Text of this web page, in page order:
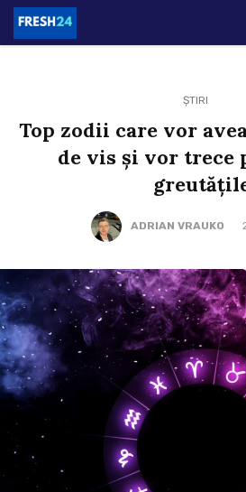
ȘTIRI
Top zodii care vor
de vis și vor trece
ADRIAN VRAUKO